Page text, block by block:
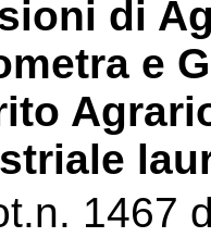
di
e
1467